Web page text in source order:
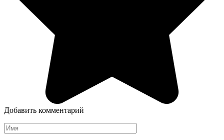
Добавить комментарий
Имя
*